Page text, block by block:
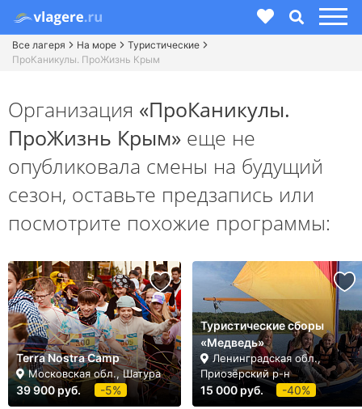
Все лагеря На море
Туристические
ПроКаникулы. ПроЖизнь Крым
Организация «ПроКаникулы.
ПроЖизнь Крым» еще не
опубликовала смены на будущий
сезон, оставьте предзапись или
посмотрите похожие программы:
Terra Nostra Camp
Московская обл., Шатура
39 900 руб. -5%
Туристические сборы
«Медведь»
Ленинградская обл.,
Приозёрский р-н
15 000 руб. -40%